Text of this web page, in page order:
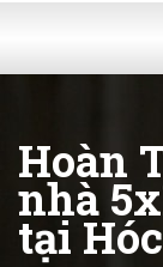
Hoàn
nhà
tại